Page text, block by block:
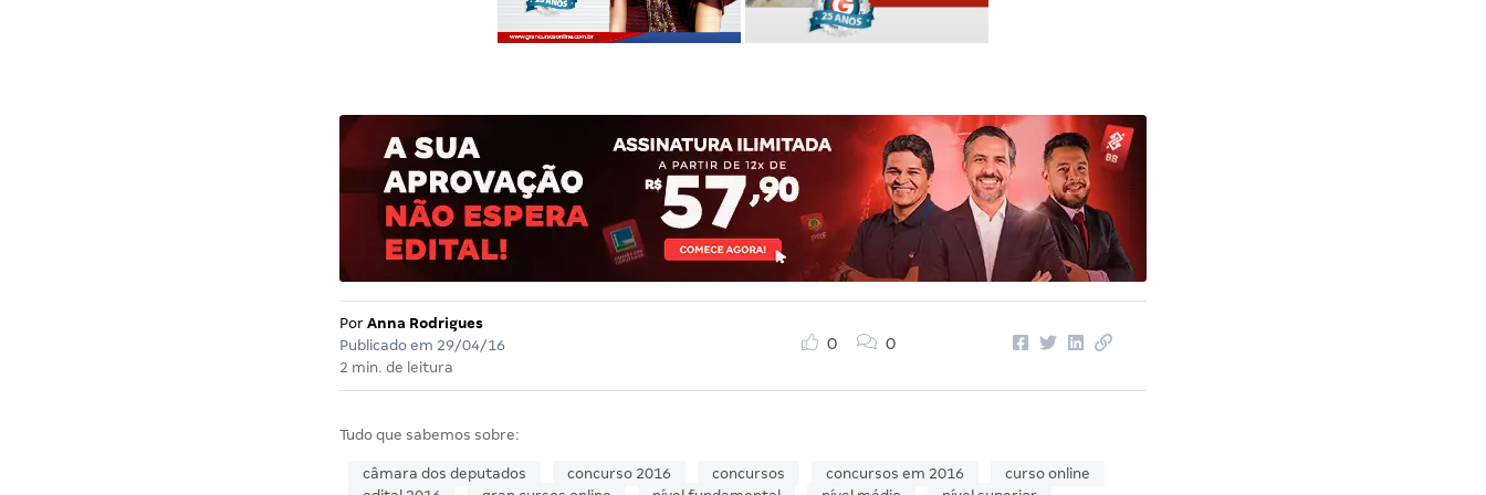
Por Anna Rodrigues
Publicado em 29/04/16
2 min. de leitura
0 0
Tudo que sabemos sobre:
câmara dos deputados concurso 2016 concursos concursos em 2016
curso online